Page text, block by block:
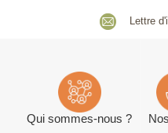
Lettre
Qui sommes-nous ?